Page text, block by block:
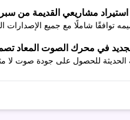
مشاريعي القديمة من
في محرك الصوت المعاد